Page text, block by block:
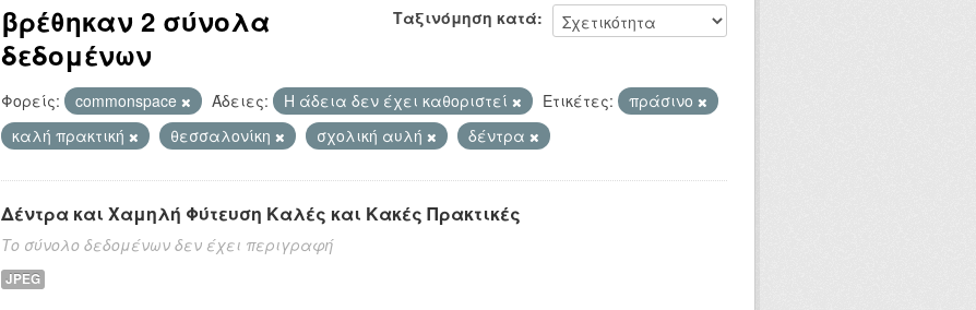
Ταξινόμηση κατά
βρέθηκαν 2 σύνολα
δεδομένων
Φορείς: commonspace Άδειες: Η άδεια δεν έχει καθοριστεί Ετικέτες:
πράσινο
καλή πρακτική
θεσσαλονίκη σχολική αυλή δέντρα
Δέντρα και Χαμηλή Φύτευση Καλές και Κακές Πρακτικές
Το σύνολο δεδομένων δεν έχει περιγραφή
JPEG